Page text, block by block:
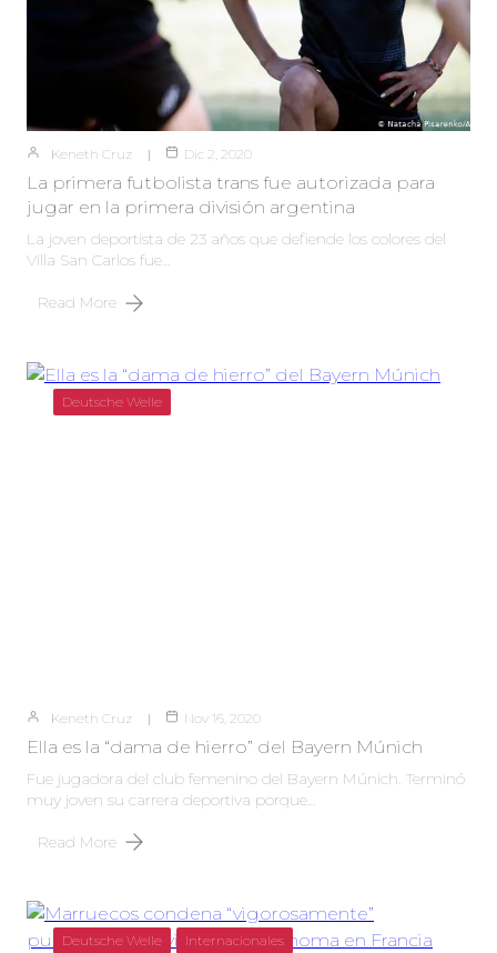
Keneth Cruz Dic 2, 2020
La primera futbolista trans fue autorizada para
jugar en la primera división argentina
La joven deportista de 23 años que defiende los colores del
Villa San Carlos fue…
Read More
Deutsche Welle
Keneth Cruz Nov 16, 2020
Ella es la “dama de hierro” del Bayern Múnich
Fue jugadora del club femenino del Bayern Múnich. Terminó
muy joven su carrera deportiva porque…
Read More
Deutsche Welle Internacionales